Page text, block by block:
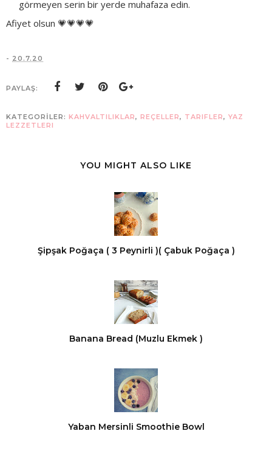
görmeyen serin bir yerde muhafaza edin.
Afiyet olsun 💗💗💗💗
- 20.7.20
PAYLAŞ:
KATEGORİLER: KAHVALTILIKLAR, REÇELLER, TARIFLER, YAZ
LEZZETLERI
YOU MIGHT ALSO LIKE
Şipşak Poğaça ( 3 Peynirli )( Çabuk Poğaça )
Banana Bread (Muzlu Ekmek )
Yaban Mersinli Smoothie Bowl